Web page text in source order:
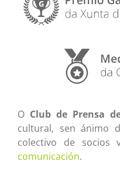
O Club de Prensa
cultural, sen ánimo
colectivo de socios
comunicación.